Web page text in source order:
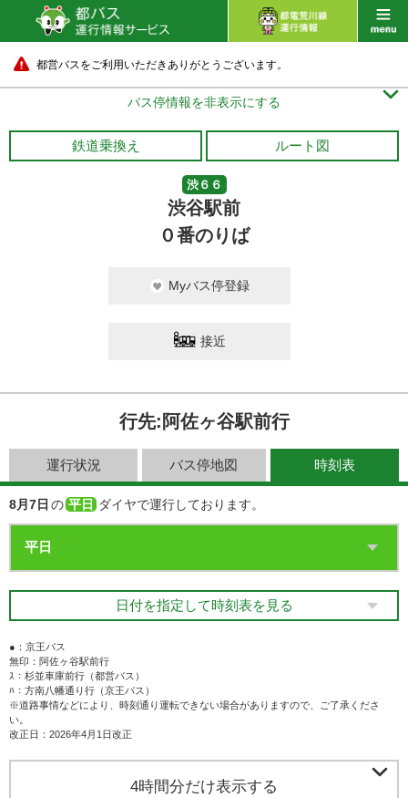
都営バスをご利用いただきありがとうございます。
バス停情報を非表示にする 
鉄道乗換え ルート図
渋６６
渋谷駅前
０番のりば
Myバス停登録
接近
行先:阿佐ヶ谷駅前行
運行状況 バス停地図 時刻表
8月7日 の 平日 ダイヤで運行しております。
日付を指定して時刻表を見る
●：京王バス
無印：阿佐ヶ谷駅前行
ｽ：杉並車庫前行（都営バス）
ﾊ：方南八幡通り行（京王バス）
※道路事情などにより、時刻通り運転できない場合がありますので、ご了承くださ
い。
改正日：2026年4月1日改正
4時間分だけ表示する 